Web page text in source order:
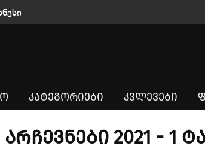
ᲙᲐᲢᲔᲒᲝᲠᲘᲔᲑᲘ ᲙᲕᲚᲔᲕᲔᲑᲘ
2021 - 1